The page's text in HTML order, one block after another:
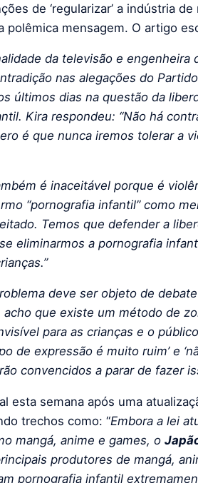
de ‘regularizar’ a indústria de
polêmica mensagem. O artigo
da televisão e engenheira
nas alegações do Partido
últimos dias na questão da
Kira respondeu: “Não há
é que nunca iremos tolerar a
é inaceitável porque é
“pornografia infantil” como
Temos que defender a
eliminarmos a pornografia
deve ser objeto de
que existe um método de
para as crianças e o
de expressão é muito ruim’ e
convencidos a parar de fazer
esta semana após uma
trechos como: “Embora a lei
mangá, anime e games, o
produtores de mangá,
pornografia infantil